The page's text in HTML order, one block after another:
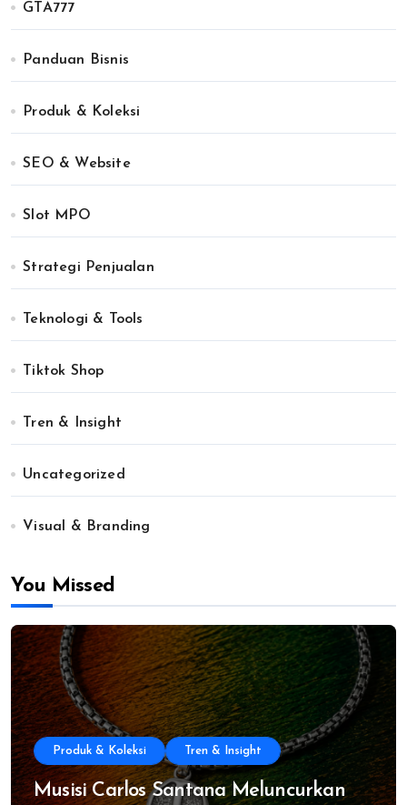
GTA777
Panduan Bisnis
Produk & Koleksi
SEO & Website
Slot MPO
Strategi Penjualan
Teknologi & Tools
Tiktok Shop
Tren & Insight
Uncategorized
Visual & Branding
You Missed
Produk & Koleksi Tren & Insight
Musisi Carlos Santana Meluncurkan